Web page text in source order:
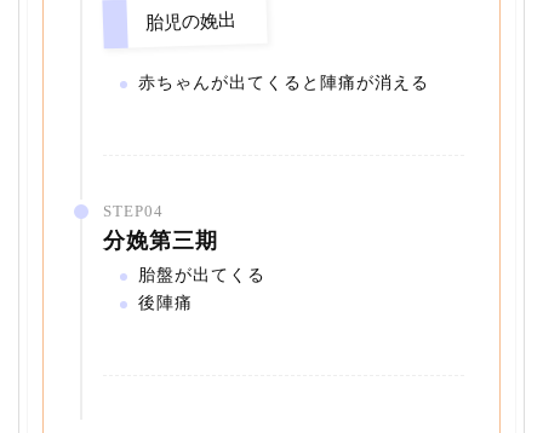
胎児の娩出
赤ちゃんが出てくると陣痛が消える
STEP04
分娩第三期
胎盤が出てくる
後陣痛